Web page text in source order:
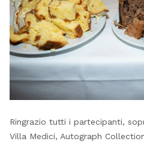
Ringrazio tutti i partecipanti,
Villa Medici, Autograph